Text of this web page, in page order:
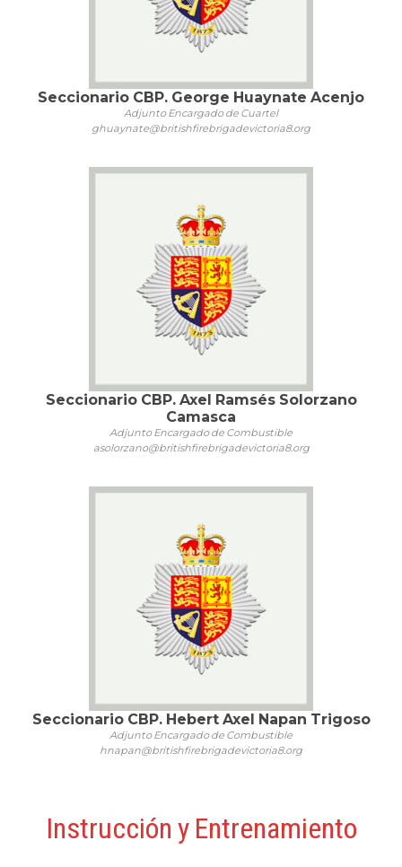
Seccionario CBP. George Huaynate Acenjo
Adjunto Encargado de Cuartel
ghuaynate@britishfirebrigadevictoria8.org
Seccionario CBP. Axel Ramsés Solorzano
Camasca
Adjunto Encargado de Combustible
asolorzano@britishfirebrigadevictoria8.org
Seccionario CBP. Hebert Axel Napan Trigoso
Adjunto Encargado de Combustible
hnapan@britishfirebrigadevictoria8.org
Instrucción y Entrenamiento